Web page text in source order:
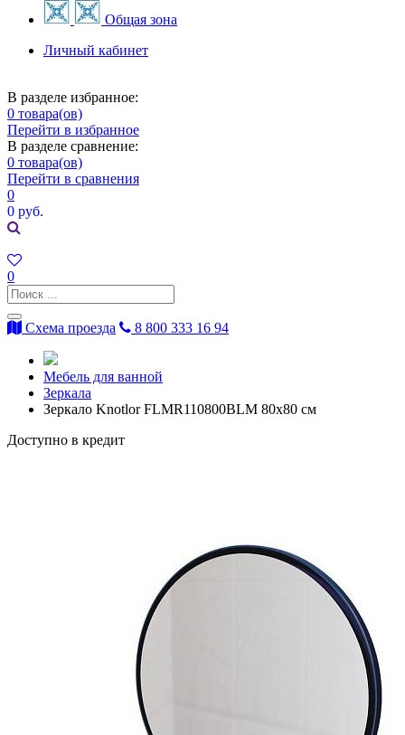
Общая зона
Личный кабинет
В разделе избранное:
0 товара(ов)
Перейти в избранное
В разделе сравнение:
0 товара(ов)
Перейти в сравнения
0
0 руб.
0
Схема проезда 8 800 333 16 94
Мебель для ванной
Зеркала
Зеркало Knotlor FLMR110800BLM 80х80 см
Доступно в кредит